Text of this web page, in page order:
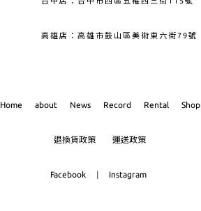
高雄店：高雄市鼓山區美術東六街79號
Home about News Record Rental Shop
退換貨政策 運送政策
Facebook | Instagram